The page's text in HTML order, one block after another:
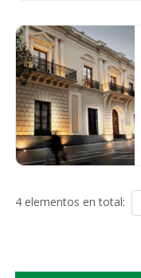
4 elementos en total: